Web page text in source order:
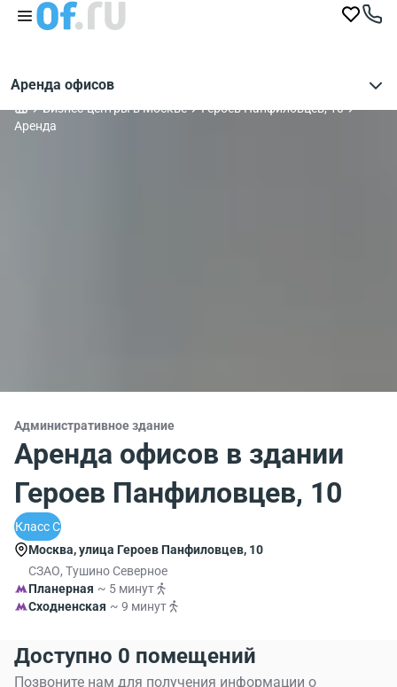
Аренда офисов
Бизнес-центры в Москве
Героев Панфиловцев, 10
Аренда
Административное здание
Аренда офисов в здании
Героев Панфиловцев, 10
Класс C
Москва, улица Героев Панфиловцев, 10
СЗАО, Тушино Северное
Планерная ~ 5 минут
Сходненская ~ 9 минут
Доступно 0 помещений
Позвоните нам для получения информации о